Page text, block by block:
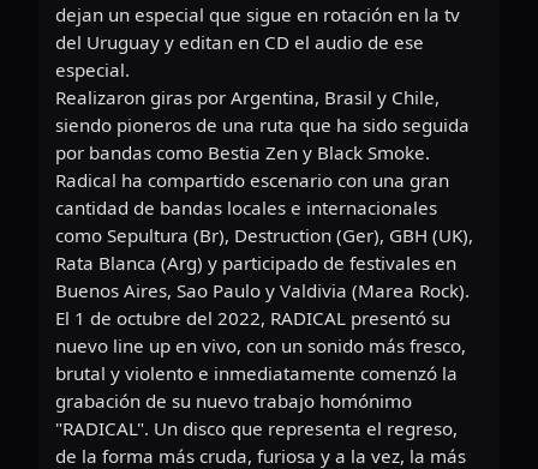
dejan un especial que sigue en rotación en la tv
del Uruguay y editan en CD el audio de ese
especial.
Realizaron giras por Argentina, Brasil y Chile,
siendo pioneros de una ruta que ha sido seguida
por bandas como Bestia Zen y Black Smoke.
Radical ha compartido escenario con una gran
cantidad de bandas locales e internacionales
como Sepultura (Br), Destruction (Ger), GBH (UK),
Rata Blanca (Arg) y participado de festivales en
Buenos Aires, Sao Paulo y Valdivia (Marea Rock).
El 1 de octubre del 2022, RADICAL presentó su
nuevo line up en vivo, con un sonido más fresco,
brutal y violento e inmediatamente comenzó la
grabación de su nuevo trabajo homónimo
"RADICAL". Un disco que representa el regreso,
de la forma más cruda, furiosa y a la vez, la más